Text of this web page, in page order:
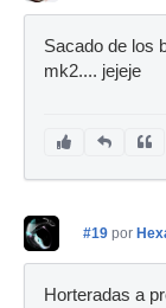
Sacado de los
mk2.... jejeje
#19 por
Horteradas a